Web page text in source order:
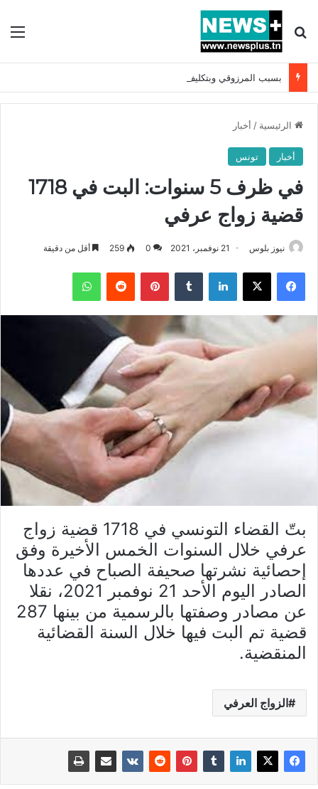
بحث عن
الرئيسية / أخبار
أخبار تونس
في ظرف 5 سنوات: البت في 1718
قضية زواج عرفي
نيوز بلوس 21 نوفمبر، 2021 0
259 أقل من دقيقة
فيسبوك X لينكدإن بينتيريست واتساب
بتّ القضاء التونسي في 1718 قضية زواج
عرفي خلال السنوات الخمس الأخيرة وفق
إحصائية نشرتها صحيفة الصباح في عددها
الصادر اليوم الأحد 21 نوفمبر 2021، نقلا
عن مصادر وصفتها بالرسمية من بينها 287
قضية تم البت فيها خلال السنة القضائية
المنقضية.
الزواج العرفي